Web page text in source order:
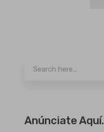
Anúnciate Aquí.